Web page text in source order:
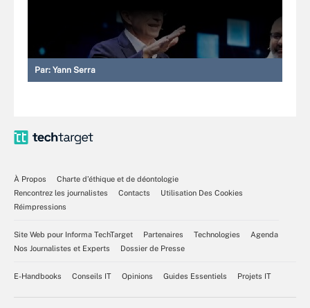
Par: Yann Serra
À Propos
Charte d’éthique et de déontologie
Rencontrez les journalistes
Contacts
Utilisation Des Cookies
Réimpressions
Site Web pour Informa TechTarget Partenaires Technologies
Agenda
Nos Journalistes et Experts
Dossier de Presse
E-Handbooks Conseils IT Opinions Guides Essentiels Projets IT